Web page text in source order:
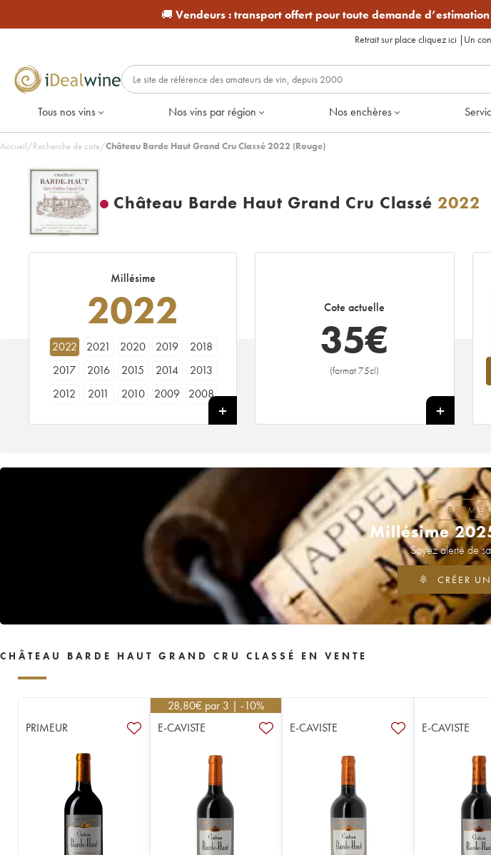
🚚 Vendeurs :transport offert pour toute demande
Retrait sur place cliquez ici | Un
Tous nos vins Nos vins par région Nos enchères
Accueil/Recherche de cote/Château Barde Haut Grand Cru Classé 2022 (Rouge)
Château Barde Haut Grand Cru Classé 2022
Millésime
2022
2022 2021 2020 2019
2018
2017
2016 2015 2014
2013
2012
2011 2010 2009
2008
1997
1996 1995 1994
1993
1988
1987
1983
1982
1978
1976
1964
Cote actuelle
35€
(format 75cl)
+
Millésime
Soyez alerté de
CRÉER
CHÂTEAU BARDE HAUT GRAND CRU CLASSÉ EN VENTE
PRIMEUR
28,80€ par 3 | -10%
E-CAVISTE
E-CAVISTE E-CAVISTE